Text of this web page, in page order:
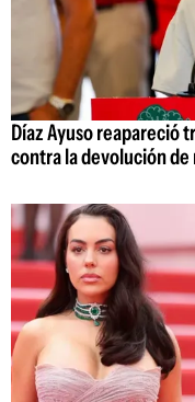
Díaz Ayuso reapareció
contra la devolución